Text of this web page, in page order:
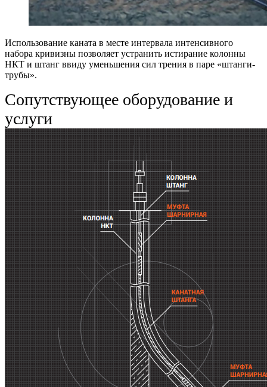
Использование каната в месте интервала интенсивного
набора кривизны позволяет устранить истирание колонны
НКТ и штанг ввиду уменьшения сил трения в паре «штанги-
трубы».
Сопутствующее оборудование и
услуги